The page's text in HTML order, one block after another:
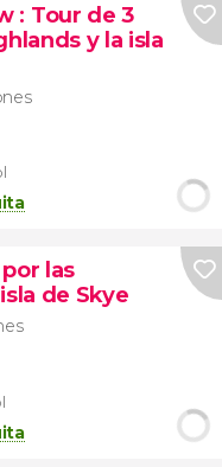
: Tour de 3
y la isla
las
de Skye